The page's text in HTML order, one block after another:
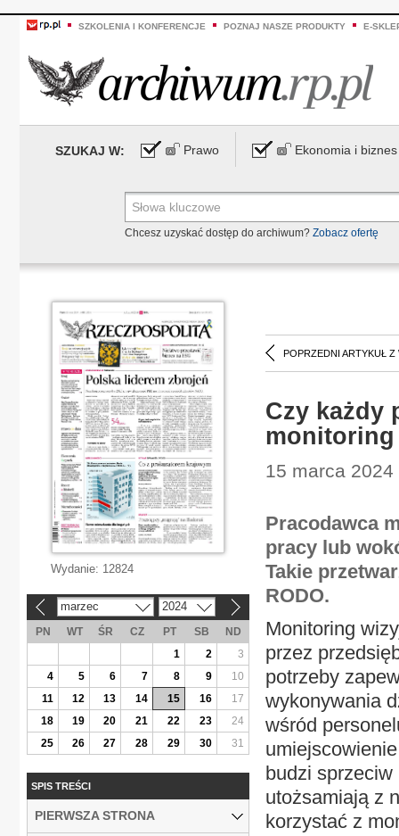
SZKOLENIA I KONFERENCJE POZNAJ NASZE PRODUKTY E-
SZUKAJ W: Prawo Ekonomia i biznes
Chcesz uzyskać dostęp do archiwum? Zobacz ofertę
POPRZEDNI ARTYKUŁ Z
Czy każdy
15 marca 2024
Pracodawca
pracy lub
Takie
RODO.
Monitoring
przez
potrzeby
wykonywania
wśród
budzi sprzeciw
utożsamiają z
korzystać z
Wydanie: 12824
marzec 2024
PN WT ŚR CZ PT SB
ND
1
2
3
4
5 6 7 8 9
10
11
12 13 14 15 16
17
18
19 20 21 22 23
24
25
26 27 28 29 30 31
SPIS TREŚCI
PIERWSZA STRONA